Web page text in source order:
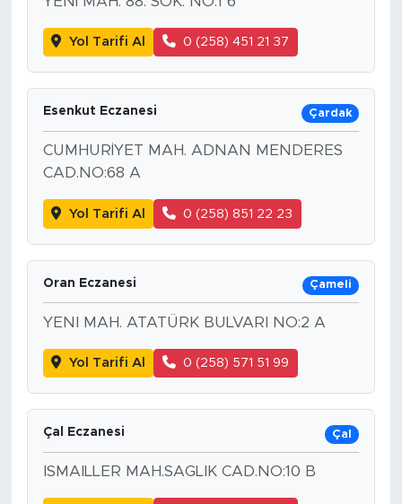
Yol Tarifi Al 0 (258) 451 21 37
Esenkut Eczanesi Çardak
CUMHURİYET MAH. ADNAN MENDERES
CAD.NO:68 A
Yol Tarifi Al 0 (258) 851 22 23
Oran Eczanesi Çameli
YENI MAH. ATATÜRK BULVARI NO:2 A
Yol Tarifi Al 0 (258) 571 51 99
Çal Eczanesi Çal
ISMAILLER MAH.SAGLIK CAD.NO:10 B